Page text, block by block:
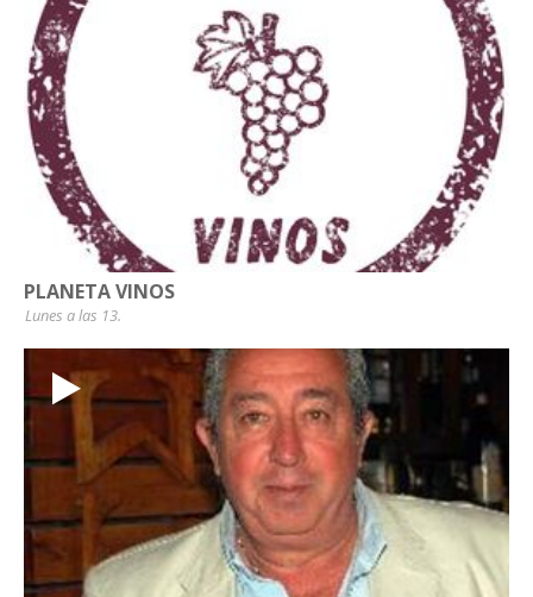
PLANETA VINOS
Lunes a las 13.